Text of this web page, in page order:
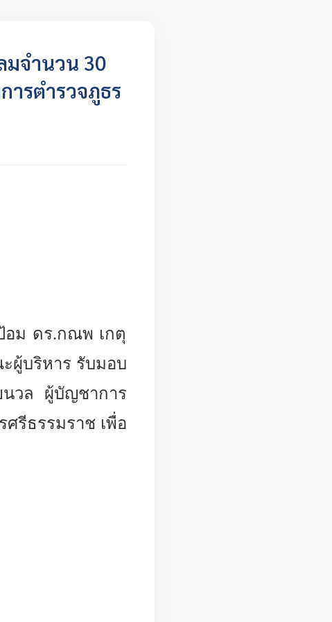
มจำนวน 30
รตำรวจภูธร
อม ดร.กณพ เกตุ
ผู้บริหาร รับมอบ
วล ผู้บัญชาการ
รีธรรมราช เพื่อ